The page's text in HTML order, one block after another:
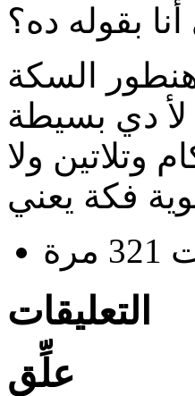
أنا بقوله ده؟
السكة
ﻷ دي بسيطة
وتلاتين ولا
فكة يعني
التعليقات
علِّق